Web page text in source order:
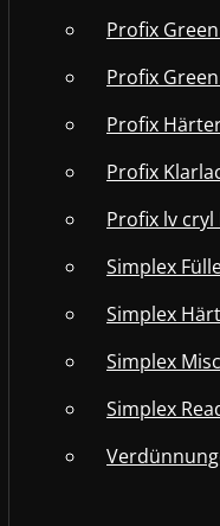
Profix
Profix
Profix
Profix
Profix lv cryl
Simplex
Simplex
Simplex
Simplex